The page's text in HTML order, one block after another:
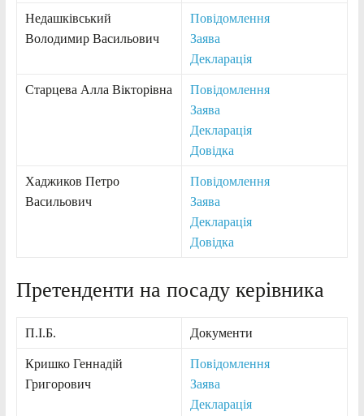
Недашківський
Володимир Васильович
Повідомлення
Заява
Декларація
Старцева Алла Вікторівна
Повідомлення
Заява
Декларація
Довідка
Хаджиков Петро
Васильович
Повідомлення
Заява
Декларація
Довідка
Претенденти на посаду керівника
П.І.Б. Документи
Кришко Геннадій
Григорович
Повідомлення
Заява
Декларація